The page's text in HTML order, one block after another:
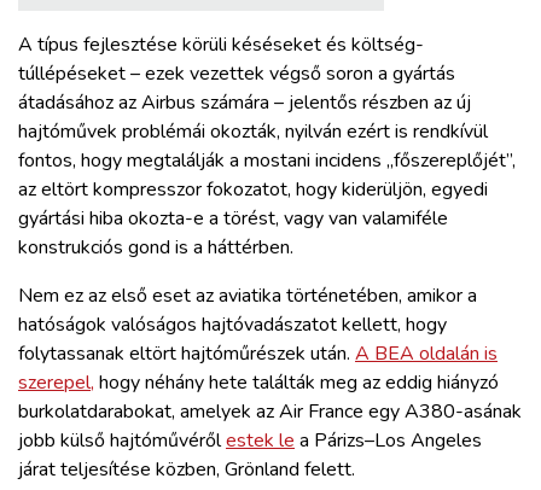
A típus fejlesztése körüli késéseket és költség-
túllépéseket – ezek vezettek végső soron a gyártás
átadásához az Airbus számára – jelentős részben az új
hajtóművek problémái okozták, nyilván ezért is rendkívül
fontos, hogy megtalálják a mostani incidens „főszereplőjét”,
az eltört kompresszor fokozatot, hogy kiderüljön, egyedi
gyártási hiba okozta-e a törést, vagy van valamiféle
konstrukciós gond is a háttérben.
Nem ez az első eset az aviatika történetében, amikor a
hatóságok valóságos hajtóvadászatot kellett, hogy
folytassanak eltört hajtóműrészek után. A BEA oldalán is
szerepel, hogy néhány hete találták meg az eddig hiányzó
burkolatdarabokat, amelyek az Air France egy A380-asának
jobb külső hajtóművérőlestek le a Párizs–Los Angeles
járat teljesítése közben, Grönland felett.